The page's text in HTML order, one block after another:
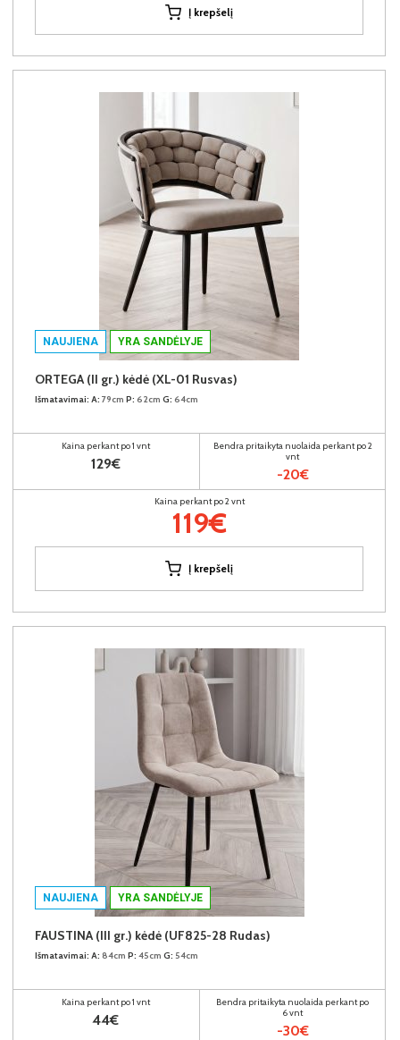
Į krepšelį
NAUJIENA YRA SANDĖLYJE
ORTEGA (II gr.) kėdė (XL-01 Rusvas)
Išmatavimai: A: 79cm P: 62cm G: 64cm
Kaina perkant po 1 vnt
129€
Bendra pritaikyta nuolaida perkant po 2
vnt
-20€
Kaina perkant po 2 vnt
119€
Į krepšelį
NAUJIENA YRA SANDĖLYJE
FAUSTINA (III gr.) kėdė (UF825-28 Rudas)
Išmatavimai: A: 84cm P: 45cm G: 54cm
Kaina perkant po 1 vnt
44€
Bendra pritaikyta nuolaida perkant po
6 vnt
-30€